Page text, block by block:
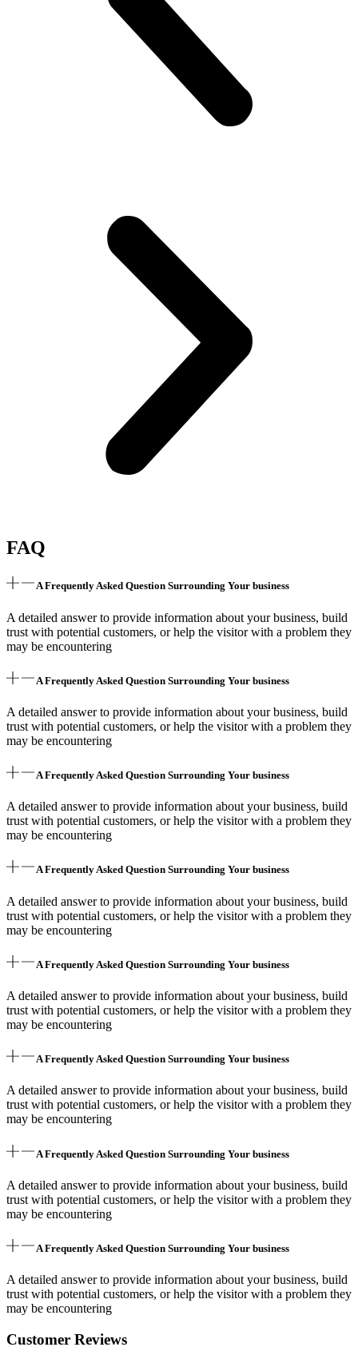
FAQ
A Frequently Asked Question Surrounding Your business
A detailed answer to provide information about your business, build
trust with potential customers, or help the visitor with a problem they
may be encountering
A Frequently Asked Question Surrounding Your business
A detailed answer to provide information about your business, build
trust with potential customers, or help the visitor with a problem they
may be encountering
A Frequently Asked Question Surrounding Your business
A detailed answer to provide information about your business, build
trust with potential customers, or help the visitor with a problem they
may be encountering
A Frequently Asked Question Surrounding Your business
A detailed answer to provide information about your business, build
trust with potential customers, or help the visitor with a problem they
may be encountering
A Frequently Asked Question Surrounding Your business
A detailed answer to provide information about your business, build
trust with potential customers, or help the visitor with a problem they
may be encountering
A Frequently Asked Question Surrounding Your business
A detailed answer to provide information about your business, build
trust with potential customers, or help the visitor with a problem they
may be encountering
A Frequently Asked Question Surrounding Your business
A detailed answer to provide information about your business, build
trust with potential customers, or help the visitor with a problem they
may be encountering
A Frequently Asked Question Surrounding Your business
A detailed answer to provide information about your business, build
trust with potential customers, or help the visitor with a problem they
may be encountering
Customer Reviews